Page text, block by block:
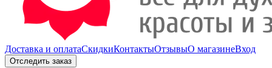
Доставка и оплатаСкидкиКонтактыОтзывыО магазинеВход
Отследить заказ